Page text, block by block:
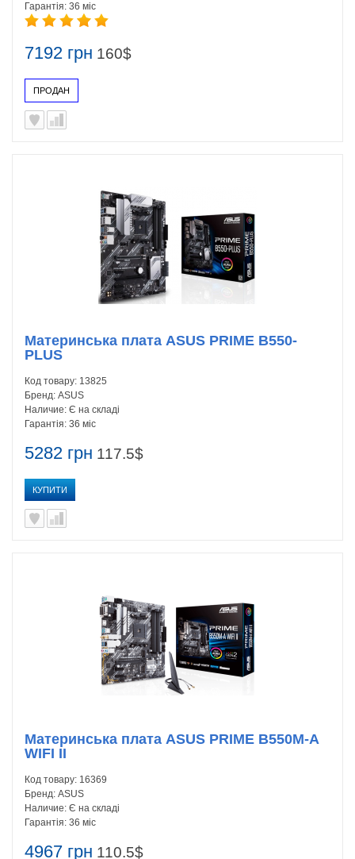
7192 грн 160$
ПРОДАН
Гарантія: 36 міс
5282 грн 117.5$
КУПИТИ
Материнська плата ASUS PRIME B550-
PLUS
Код товару: 13825
Бренд: ASUS
Наличие: Є на складі
Гарантія: 36 міс
4967 грн 110.5$
Материнська плата ASUS PRIME B550M-A
WIFI II
Код товару: 16369
Бренд: ASUS
Наличие: Є на складі
Гарантія: 36 міс